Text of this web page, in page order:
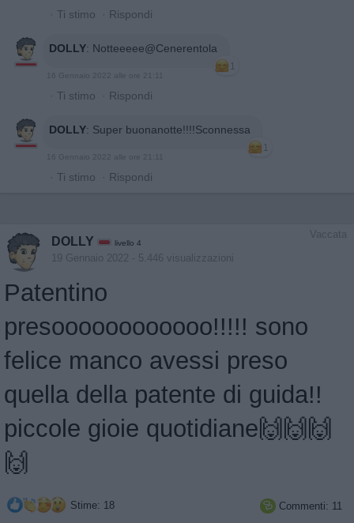
· Ti stimo · Rispondi
DOLLY: Notteeeee@Cenerentola
1
16 Gennaio 2022 alle ore 21:11
· Ti stimo · Rispondi
DOLLY: Super buonanotte!!!!Sconnessa
1
16 Gennaio 2022 alle ore 21:11
· Ti stimo · Rispondi
Vaccata
DOLLY livello 4
19 Gennaio 2022 - 5.446 visualizzazioni
Patentino
presoooooooooooo!!!!! sono
felice manco avessi preso
quella della patente di guida!!
piccole gioie quotidiane🙌🙌🙌
🙌
Stime: 18  Commenti: 11